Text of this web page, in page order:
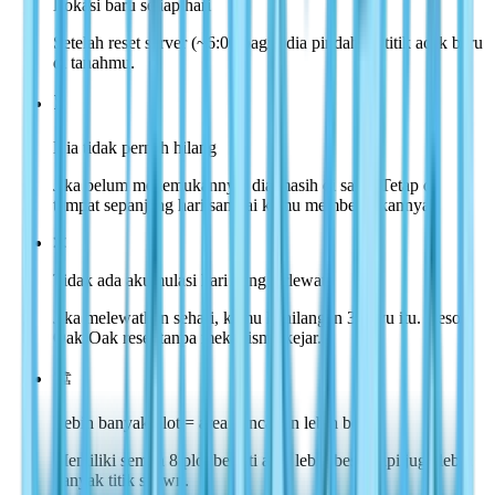
Lokasi baru setiap hari
Setelah reset server (~6:00 pagi), dia pindah ke titik acak baru
di tanahmu.
Dia tidak pernah hilang
Jika belum menemukannya, dia masih di sana. Tetap di
tempat sepanjang hari sampai kamu membebaskannya.
❌
Tidak ada akumulasi hari yang terlewat
Jika melewatkan sehari, kamu kehilangan 3 kayu itu. Besok
Oak-Oak reset tanpa mekanisme kejar.
🏗️
Lebih banyak plot = area pencarian lebih besar
Memiliki semua 8 plot berarti area lebih besar tapi juga lebih
banyak titik spawn.